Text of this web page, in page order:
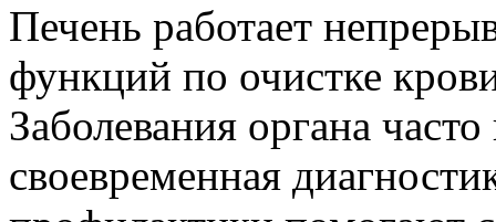
Печень работает
функций по очистке
Заболевания органа
своевременная